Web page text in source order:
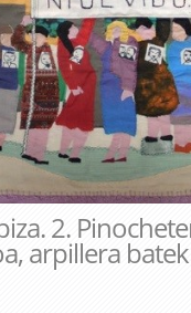
2.
arpillera